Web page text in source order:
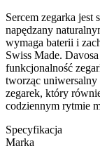
Sercem zegarka jest
napędzany
wymaga baterii i
Swiss Made.
funkcjonalność
tworząc
zegarek, który
codziennym rytmie
Specyfikacja
Marka